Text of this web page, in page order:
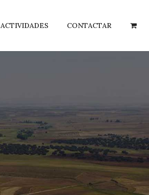
ACTIVIDADES CONTACTAR